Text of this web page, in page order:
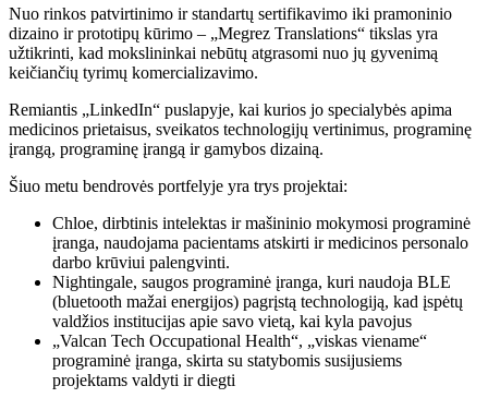
Nuo rinkos patvirtinimo ir standartų sertifikavimo iki pramoninio
dizaino ir prototipų kūrimo – „Megrez Translations“ tikslas yra
užtikrinti, kad mokslininkai nebūtų atgrasomi nuo jų gyvenimą
keičiančių tyrimų komercializavimo.
Remiantis „LinkedIn“ puslapyje, kai kurios jo specialybės apima
medicinos prietaisus, sveikatos technologijų vertinimus, programinę
įrangą, programinę įrangą ir gamybos dizainą.
Šiuo metu bendrovės portfelyje yra trys projektai:
Chloe, dirbtinis intelektas ir mašininio mokymosi programinė
įranga, naudojama pacientams atskirti ir medicinos personalo
darbo krūviui palengvinti.
Nightingale, saugos programinė įranga, kuri naudoja BLE
(bluetooth mažai energijos) pagrįstą technologiją, kad įspėtų
valdžios institucijas apie savo vietą, kai kyla pavojus
„Valcan Tech Occupational Health“, „viskas viename“
programinė įranga, skirta su statybomis susijusiems
projektams valdyti ir diegti